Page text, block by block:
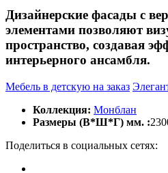
Дизайнерские фасады с
элементами позволяют
пространство, создавая
интерьерного ансамбля.
Мебель в детскую на заказ
Коллекция: Монблан
Размеры (В*Ш*Г) мм. :
Поделиться в социальных сетях: